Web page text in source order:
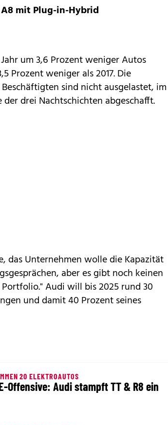
mit Plug-in-Hybrid
um 3,6 Prozent weniger Autos
Prozent weniger als 2017. Die
sind nicht ausgelastet, im
drei Nachtschichten abgeschafft.
das Unternehmen wolle die Kapazität
aber es gibt noch keinen
Audi will bis 2025 rund 30
und damit 40 Prozent seines
20 ELEKTROAUTOS
Offensive: Audi stampft TT & R8 ein